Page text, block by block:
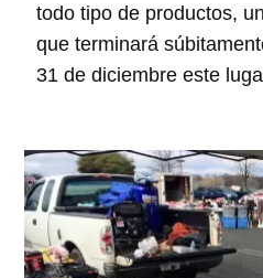
todo tipo de productos,
que terminará
31 de diciembre este